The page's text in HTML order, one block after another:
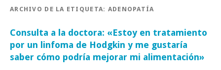
ARCHIVO DE LA ETIQUETA: ADENOPATÍA
Consulta a la doctora: «Estoy en tratamiento
por un linfoma de Hodgkin y me gustaría
saber cómo podría mejorar mi alimentación»